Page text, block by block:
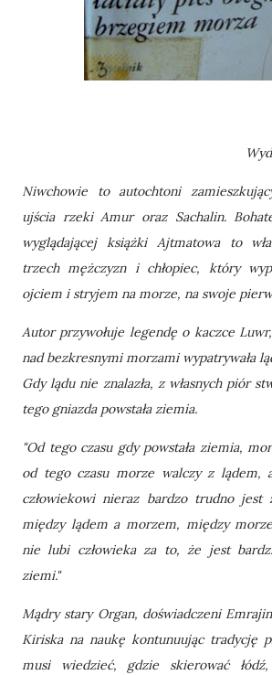
Niwchowie to autochtoni
ujścia rzeki Amur oraz Sachalin.
wyglądającej książki Ajtmatowa to
trzech mężczyzn i chłopiec, który
ojciem i stryjem na morze, na swoje
Autor przywołuje legendę o kaczce
nad bezkresnymi morzami wypatrywała
Gdy lądu nie znalazła, z własnych piór
tego gniazda powstała ziemia.
"Od tego czasu gdy powstała ziemia,
od tego czasu morze walczy z lądem,
człowiekowi nieraz bardzo trudno
między lądem a morzem, między
nie lubi człowieka za to, że jest
ziemi."
Mądry stary Organ, doświadczeni
Kiriska na naukę kontunuując tradycję
musi wiedzieć, gdzie skierować